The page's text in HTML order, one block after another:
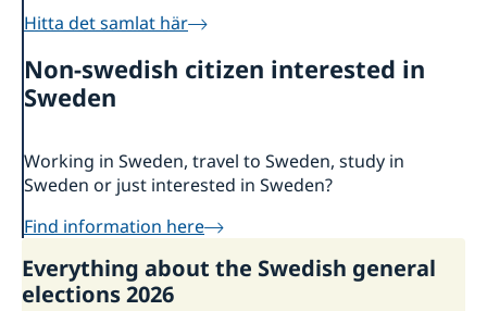
Hitta det samlat här
Non-swedish citizen interested in
Sweden
Working in Sweden, travel to Sweden, study in
Sweden or just interested in Sweden?
Find information here
Everything about the Swedish general
elections 2026